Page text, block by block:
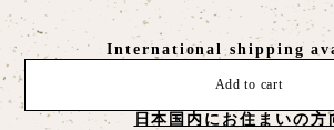
International shipping
Add to cart
日本国内にお住まいの方